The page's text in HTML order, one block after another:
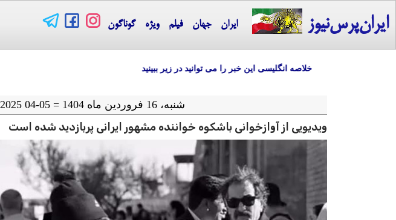
ایران‌پرس‌نیوز ایران جهان فیلم ویژه گوناگون
خلاصه انگلیسی این خبر را می توانید در زیر ببینید
شنبه، 16 فروردین ماه 1404 = 05-04 2025
ویدیویی از آوازخوانی باشکوه خواننده مشهور ایرانی پربازدید شده است